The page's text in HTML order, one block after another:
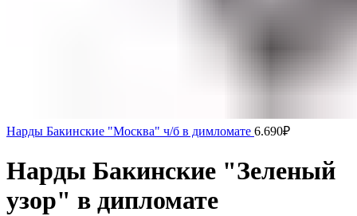
Нарды Бакинские "Москва" ч/б в димломате 6.690₽
Нарды Бакинские "Зеленый
узор" в дипломате